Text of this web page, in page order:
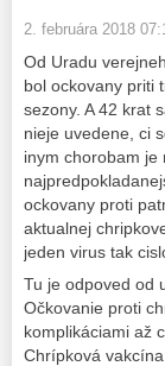
2. februára 2018
Od Uradu
bol ockovany priti
sezony. A 42 krat
nieje uvedene, ci
inym chorobam je
ockovany proti
aktualnej
jeden virus tak
Tu je odpoved od
Očkovanie proti
komplikáciami až
Chrípková